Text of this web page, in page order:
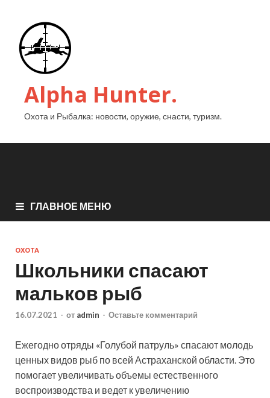
Alpha Hunter.
Охота и Рыбалка: новости, оружие, снасти, туризм.
ГЛАВНОЕ МЕНЮ
ОХОТА
Школьники спасают
мальков рыб
16.07.2021 - от admin - Оставьте комментарий
Ежегодно отряды «Голубой патруль» спасают молодь
ценных видов рыб по всей Астраханской области. Это
помогает увеличивать объемы естественного
воспроизводства и ведет к увеличению